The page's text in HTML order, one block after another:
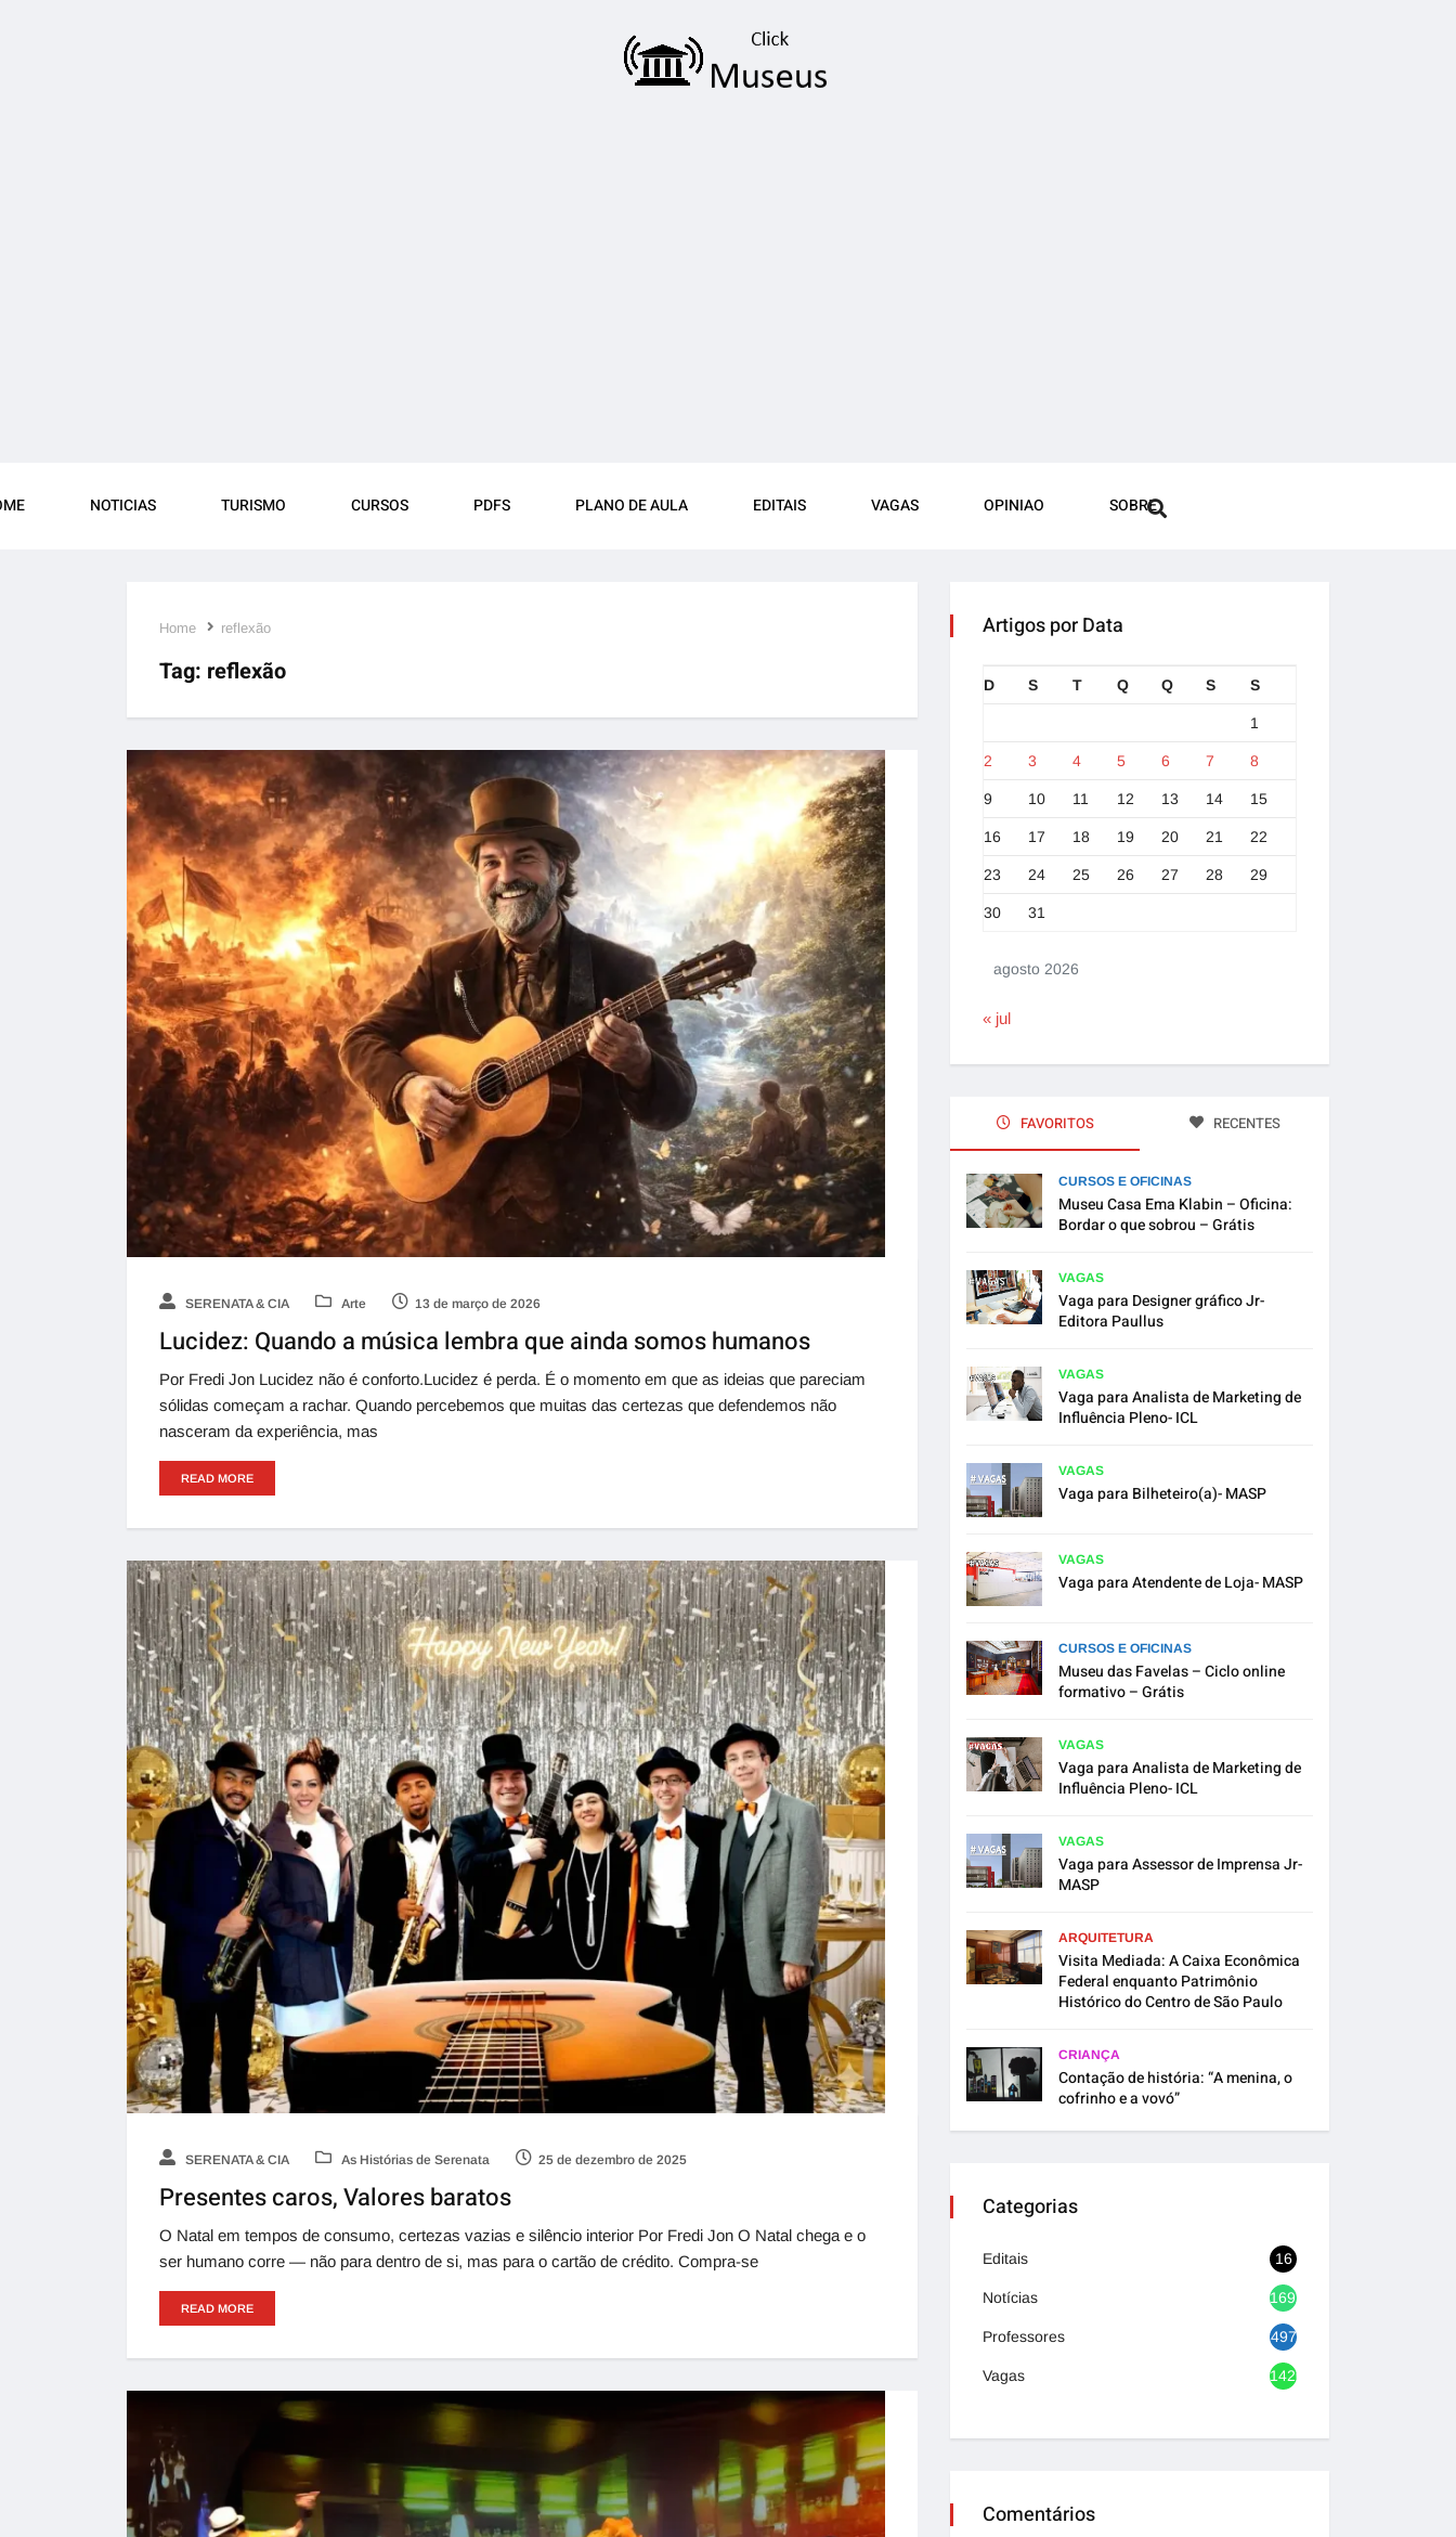
NOTICIAS TURISMO CURSOS PDFS PLANO DE AULA EDITAIS VAGAS OPINIAO SOBRE
Home reflexão
Tag: reflexão
SERENATA & CIA Arte 13 de março de 2026
Lucidez: Quando a música lembra que ainda somos humanos
Por Fredi Jon Lucidez não é conforto.Lucidez é perda. É o momento em que as ideias que pareciam
sólidas começam a rachar. Quando percebemos que muitas das certezas que defendemos não
nasceram da experiência, mas
READ MORE
SERENATA & CIA As Histórias de Serenata 25 de dezembro de 2025
Presentes caros, Valores baratos
O Natal em tempos de consumo, certezas vazias e silêncio interior Por Fredi Jon O Natal chega e o
ser humano corre — não para dentro de si, mas para o cartão de crédito. Compra-se
READ MORE
Artigos por Data
agosto 2026
D S T Q Q S S
1
2 3 4 5 6 7 8
9 10 11 12 13 14 15
16 17 18 19 20 21 22
23 24 25 26 27 28 29
30 31
« jul
FAVORITOS RECENTES
CURSOS E OFICINAS
Museu Casa Ema Klabin – Oficina:
Bordar o que sobrou – Grátis
VAGAS
Vaga para Designer gráfico Jr-
Editora Paullus
VAGAS
Vaga para Analista de Marketing de
Influência Pleno- ICL
VAGAS
Vaga para Bilheteiro(a)- MASP
VAGAS
Vaga para Atendente de Loja- MASP
CURSOS E OFICINAS
Museu das Favelas – Ciclo online
formativo – Grátis
VAGAS
Vaga para Analista de Marketing de
Influência Pleno- ICL
VAGAS
Vaga para Assessor de Imprensa Jr-
MASP
ARQUITETURA
Visita Mediada: A Caixa Econômica
Federal enquanto Patrimônio
Histórico do Centro de São Paulo
CRIANÇA
Contação de história: “A menina, o
cofrinho e a vovó”
Categorias
Editais 16
Notícias 1692
Professores 497
Vagas 1420
Comentários